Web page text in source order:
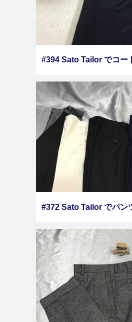
#394 Sato Tailor でコー
しました その
#372 Sato Tailor でパン
しました その１